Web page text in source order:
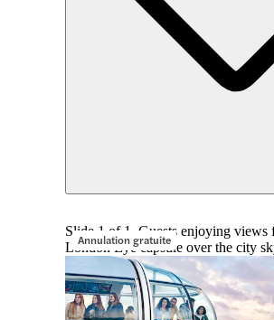
Annulation gratuite
Slide 1 of 1, Guests enjoying views
London Eye capsule over the city